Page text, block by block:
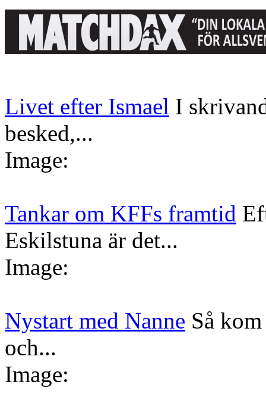
Livet efter Ismael I
besked,...
Image:
Tankar om KFFs framtid
Eskilstuna är det...
Image:
Nystart med Nanne Så
och...
Image: